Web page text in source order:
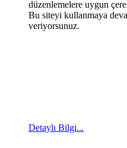
düzenlemelere uygun
Bu siteyi kullanmaya
veriyorsunuz.
Detaylı Bilgi...